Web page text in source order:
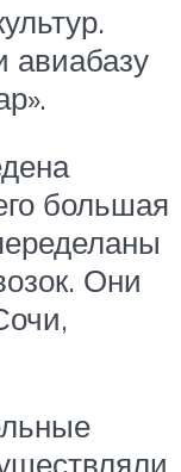
авиабазу
большая
Они